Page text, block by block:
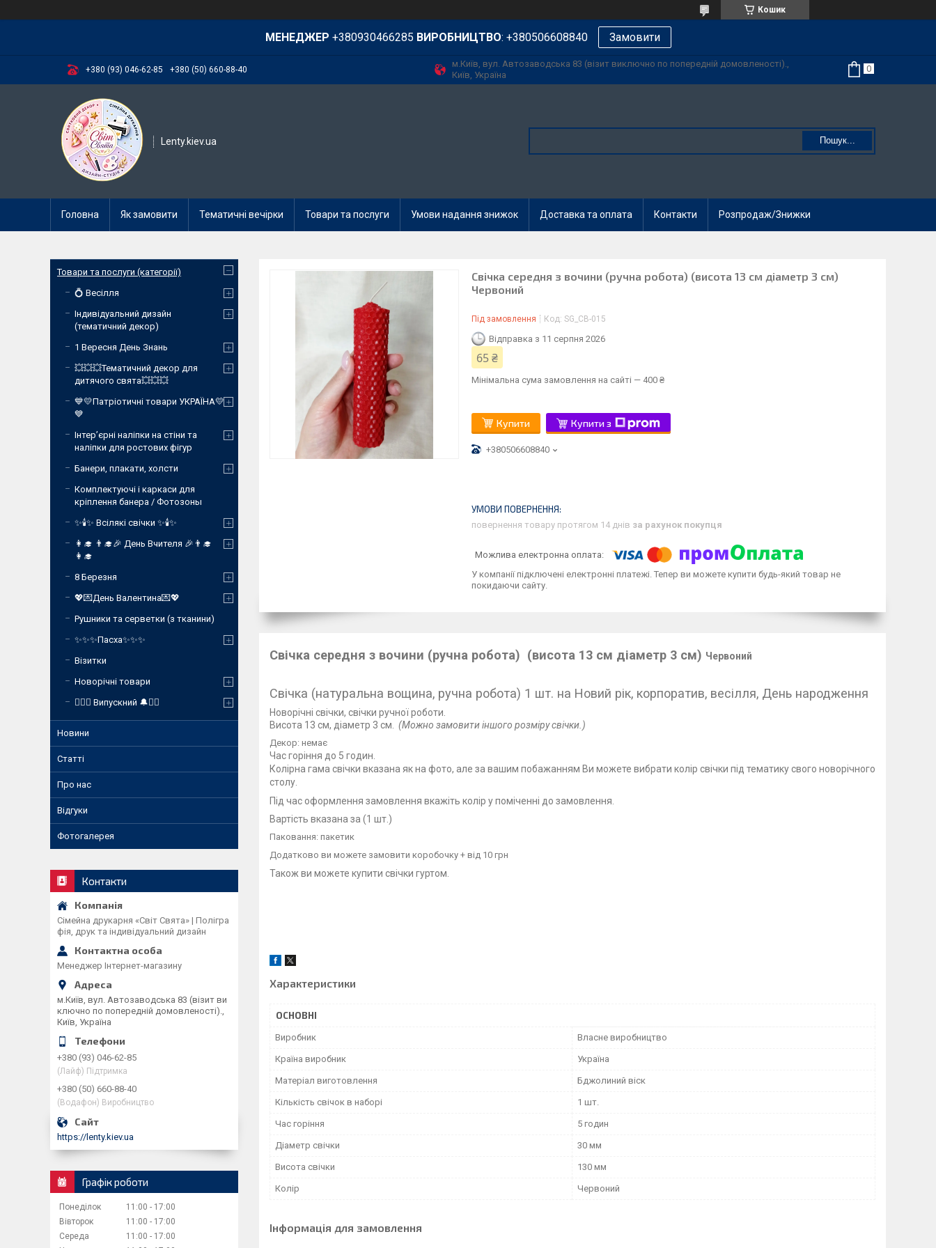
Кошик
МЕНЕДЖЕР +380930466285 ВИРОБНИЦТВО: +380506608840 Замовити
+380 (93) 046-62-85 +380 (50) 660-88-40
м.Київ, вул. Автозаводська 83 (візит виключно по попередній домовленості).,
Київ, Україна
Lenty.kiev.ua Пошук...
Головна Як замовити Тематичні вечірки Товари та послуги Умови надання знижок Доставка та оплата Контакти Розпродаж/Знижки
Свічка середня з вочини (ручна робота) (висота 13 см діаметр 3 см)
Червоний
Під замовлення Код: SG_СВ-015
Відправка з 11 серпня 2026
65 ₴
Мінімальна сума замовлення на сайті — 400 ₴
Купити Купити з
+380506608840
повернення товару протягом 14 днів за рахунок покупця
У компанії підключені електронні платежі. Тепер ви можете купити будь-який товар не
покидаючи сайту.
Свічка середня з вочини (ручна робота) (висота 13 см діаметр 3 см) Червоний
Свічка (натуральна вощина, ручна робота) 1 шт. на Новий рік, корпоратив, весілля, День народження
Новорічні свічки, свічки ручної роботи.
Висота 13 см, діаметр 3 см. (Можно замовити іншого розміру свічки.)
Декор: немає
Час горіння до 5 годин.
Колірна гама свічки вказана як на фото, але за вашим побажанням Ви можете вибрати колір свічки під тематику свого новорічного
столу.
Під час оформлення замовлення вкажіть колір у поміченні до замовлення.
Вартість вказана за (1 шт.)
Паковання: пакетик
Додатково ви можете замовити коробочку + від 10 грн
Також ви можете купити свічки гуртом.
Характеристики
ОСНОВНІ
Виробник Власне виробництво
Країна виробник Україна
Матеріал виготовлення Бджолиний віск
Кількість свічок в наборі 1 шт.
Час горіння 5 годин
Діаметр свічки 30 мм
Висота свічки 130 мм
Колір Червоний
Інформація для замовлення
Товари та послуги (категорії)
💍 Весілля
Індивідуальний дизайн
(тематичний декор)
1 Вересня День Знань
💥💥💥Тематичний декор для
дитячого свята💥💥💥
💙💛Патріотичні товари УКРАЇНА💛
💙
Інтер’єрні наліпки на стіни та
наліпки для ростових фігур
Банери, плакати, холсти
Комплектуючі і каркаси для
кріплення банера / Фотозоны
✨🕯️✨ Всілякі свічки ✨🕯️✨
👩‍🎓 👨‍🎓🎉 День Вчителя 🎉👨‍🎓
👩‍🎓
8 Березня
💖💌День Валентина💌💖
Рушники та серветки (з тканини)
✨✨✨Пасха✨✨✨
Візитки
Новорічні товари
❤️‍🔥🔔 Випускний 🔔❤️‍🔥
Новини
Статті
Про нас
Відгуки
Фотогалерея
Контакти
Сімейна друкарня «Світ Свята» | Полігра
фія, друк та індивідуальний дизайн
Менеджер Інтернет-магазину
м.Київ, вул. Автозаводська 83 (візит ви
ключно по попередній домовленості).,
Київ, Україна
+380 (93) 046-62-85
(Лайф) Підтримка
+380 (50) 660-88-40
(Водафон) Виробництво
https://lenty.kiev.ua
Графік роботи
Понеділок 11:00
17:00
Вівторок
11:00
17:00
Середа
11:00
17:00